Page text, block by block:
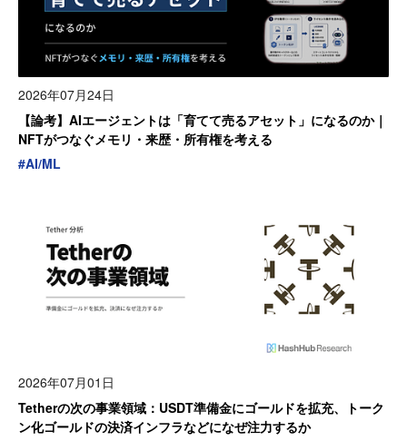
2026年07月24日
【論考】AIエージェントは「育てて売るアセット」になるのか｜
NFTがつなぐメモリ・来歴・所有権を考える
#AI/ML
2026年07月01日
Tetherの次の事業領域：USDT準備金にゴールドを拡充、トーク
ン化ゴールドの決済インフラなどになぜ注力するか